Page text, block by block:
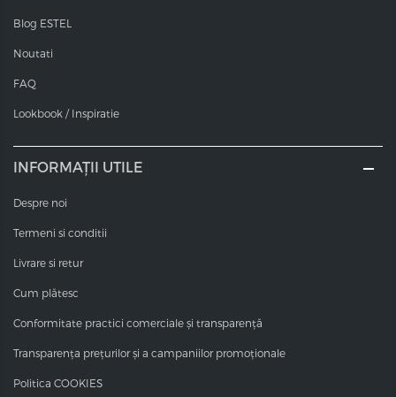
Blog ESTEL
Noutati
FAQ
Lookbook / Inspiratie
INFORMAȚII UTILE
Despre noi
Termeni si conditii
Livrare si retur
Cum plătesc
Conformitate practici comerciale și transparență
Transparența prețurilor și a campaniilor promoționale
Politica COOKIES